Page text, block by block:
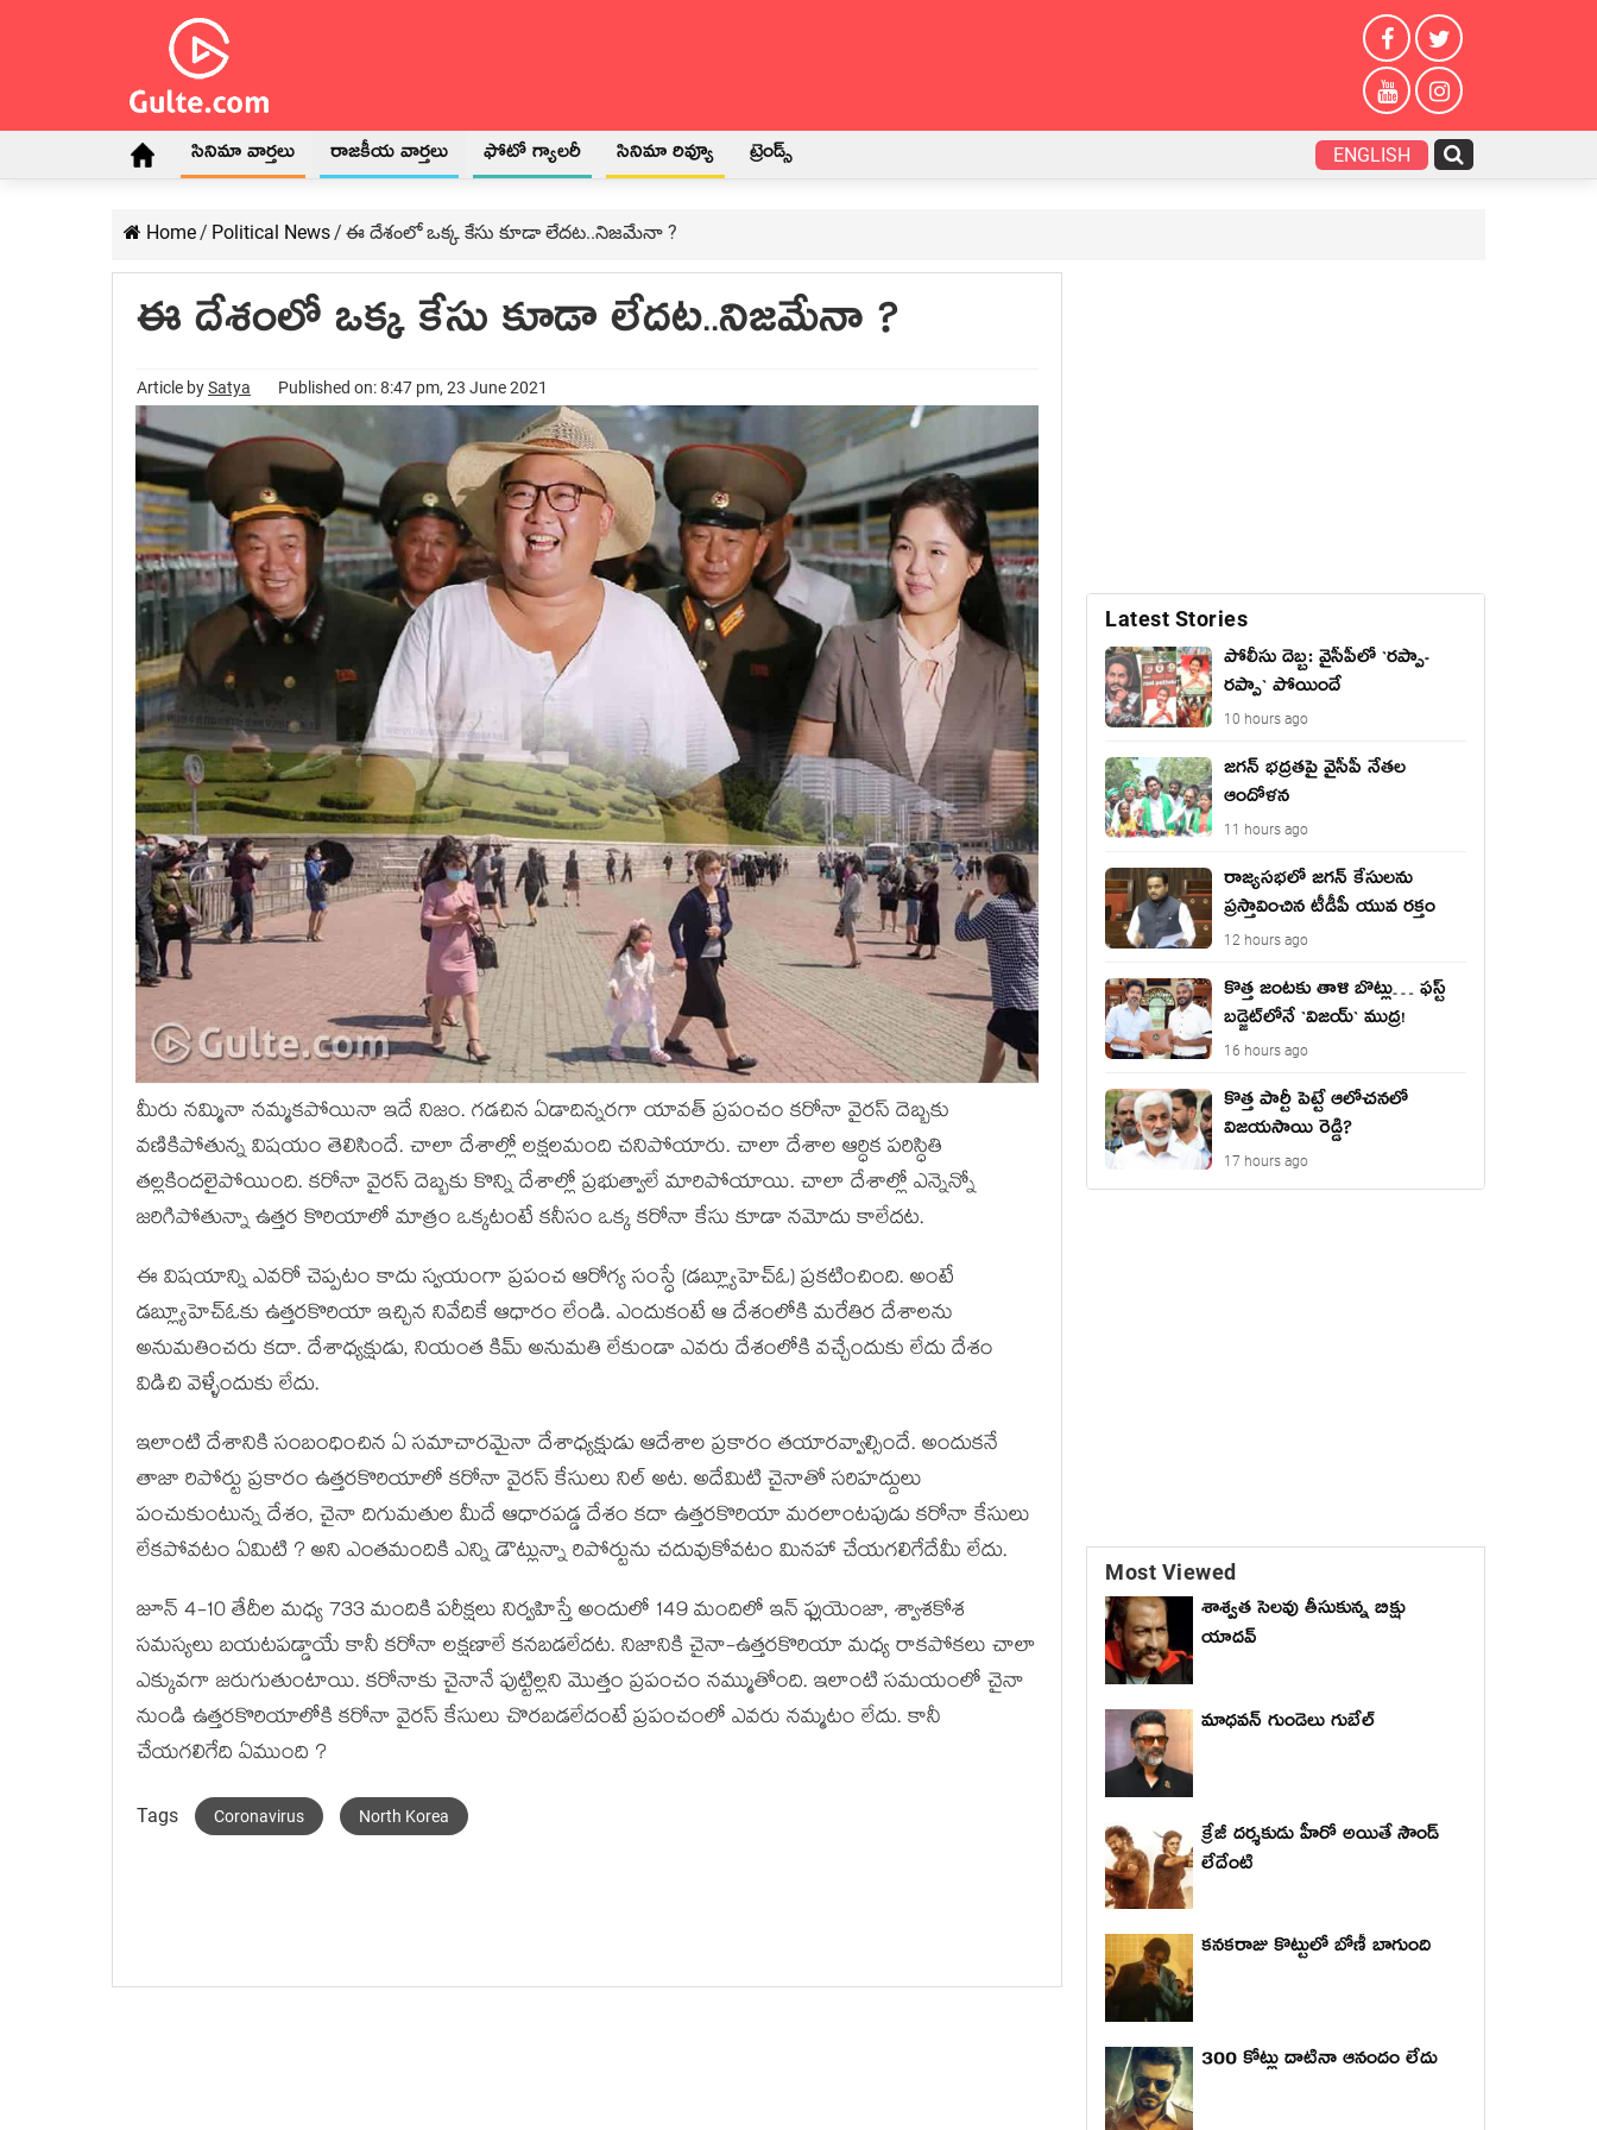
సినిమా వార్తలు రాజకీయ వార్తలు ఫోటో గ్యాలరీ సినిమా రివ్యూ ట్రెండ్స్ ENGLISH
Home/ Political News/ ఈ దేశంలో ఒక్క కేసు కూడా లేదట..నిజమేనా ?
ఈ దేశంలో ఒక్క కేసు కూడా లేదట..నిజమేనా ?
Article bySatya Published on: 8:47 pm, 23 June 2021
మీరు నమ్మినా నమ్మకపోయినా ఇదే నిజం. గడచిన ఏడాదిన్నరగా యావత్ ప్రపంచం కరోనా వైరస్ దెబ్బకు
వణికిపోతున్న విషయం తెలిసిందే. చాలా దేశాల్లో లక్షలమంది చనిపోయారు. చాలా దేశాల ఆర్ధిక పరిస్ధితి
తల్లకిందలైపోయింది. కరోనా వైరస్ దెబ్బకు కొన్ని దేశాల్లో ప్రభుత్వాలే మారిపోయాయి. చాలా దేశాల్లో ఎన్నెన్నో
జరిగిపోతున్నా ఉత్తర కొరియాలో మాత్రం ఒక్కటంటే కనీసం ఒక్క కరోనా కేసు కూడా నమోదు కాలేదట.
ఈ విషయాన్ని ఎవరో చెప్పటం కాదు స్వయంగా ప్రపంచ ఆరోగ్య సంస్ధే (డబ్ల్యూహెచ్ఓ) ప్రకటించింది. అంటే
డబ్ల్యూహెచ్ఓకు ఉత్తరకొరియా ఇచ్చిన నివేదికే ఆధారం లేండి. ఎందుకంటే ఆ దేశంలోకి మరేతిర దేశాలను
అనుమతించరు కదా. దేశాధ్యక్షుడు, నియంత కిమ్ అనుమతి లేకుండా ఎవరు దేశంలోకి వచ్చేందుకు లేదు దేశం
విడిచి వెళ్ళేందుకు లేదు.
ఇలాంటి దేశానికి సంబంధించిన ఏ సమాచారమైనా దేశాధ్యక్షుడు ఆదేశాల ప్రకారం తయారవ్వాల్సిందే. అందుకనే
తాజా రిపోర్టు ప్రకారం ఉత్తరకొరియాలో కరోనా వైరస్ కేసులు నిల్ అట. అదేమిటి చైనాతో సరిహద్దులు
పంచుకుంటున్న దేశం, చైనా దిగుమతుల మీదే ఆధారపడ్డ దేశం కదా ఉత్తరకొరియా మరలాంటపుడు కరోనా కేసులు
లేకపోవటం ఏమిటి ? అని ఎంతమందికి ఎన్ని డౌట్లున్నా రిపోర్టును చదువుకోవటం మినహా చేయగలిగేదేమీ లేదు.
జూన్ 4-10 తేదీల మధ్య 733 మందికి పరీక్షలు నిర్వహిస్తే అందులో 149 మందిలో ఇన్ ఫ్లుయెంజా, శ్వాశకోశ
సమస్యలు బయటపడ్డాయే కానీ కరోనా లక్షణాలే కనబడలేదట. నిజానికి చైనా-ఉత్తరకొరియా మధ్య రాకపోకలు చాలా
ఎక్కువగా జరుగుతుంటాయి. కరోనాకు చైనానే పుట్టిల్లని మొత్తం ప్రపంచం నమ్ముతోంది. ఇలాంటి సమయంలో చైనా
నుండి ఉత్తరకొరియాలోకి కరోనా వైరస్ కేసులు చొరబడలేదంటే ప్రపంచంలో ఎవరు నమ్మటం లేదు. కానీ
చేయగలిగేది ఏముంది ?
Tags Coronavirus North Korea
Latest Stories
పోలీసు దెబ్బ: వైసీపీలో `ర‌ప్పా-
ర‌ప్పా` పోయిందే
10 hours ago
జ‌గ‌న్ భద్రతపై వైసీపీ నేతల
ఆందోళన
11 hours ago
రాజ్యసభలో జగన్ కేసులను
ప్రస్తావించిన టీడీపీ యువ రక్తం
12 hours ago
కొత్త జంట‌కు తాళి బొట్లు… ఫ‌స్ట్
బ‌డ్జెట్‌లోనే `విజ‌య్` ముద్ర‌!
16 hours ago
కొత్త పార్టీ పెట్టే ఆలోచనలో
విజయసాయి రెడ్డి?
17 hours ago
Most Viewed
శాశ్వత సెలవు తీసుకున్న బిక్షు
యాదవ్
మాధ‌వ‌న్ గుండెలు గుబేల్‌
క్రేజీ దర్శకుడు హీరో అయితే సౌండ్
లేదేంటి
కనకరాజు కొట్టులో బోణీ బాగుంది
300 కోట్లు దాటినా ఆనందం లేదు